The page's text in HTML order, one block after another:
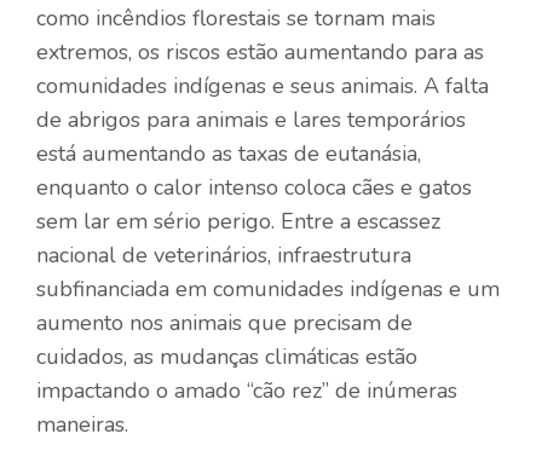
como incêndios florestais se tornam mais
extremos, os riscos estão aumentando para as
comunidades indígenas e seus animais. A falta
de abrigos para animais e lares temporários
está aumentando as taxas de eutanásia,
enquanto o calor intenso coloca cães e gatos
sem lar em sério perigo. Entre a escassez
nacional de veterinários, infraestrutura
subfinanciada em comunidades indígenas e um
aumento nos animais que precisam de
cuidados, as mudanças climáticas estão
impactando o amado “cão rez” de inúmeras
maneiras.